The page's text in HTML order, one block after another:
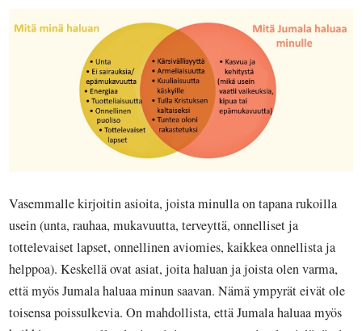
Vasemmalle kirjoitin asioita, joista minulla on tapana rukoilla
usein (unta, rauhaa, mukavuutta, terveyttä, onnelliset ja
tottelevaiset lapset, onnellinen aviomies, kaikkea onnellista ja
helppoa). Keskellä ovat asiat, joita haluan ja joista olenvarma,
että myös Jumala haluaa minun saavan. Nämä ympyrät eivät ole
toisensa poissulkevia. On mahdollista, että Jumala haluaa myös